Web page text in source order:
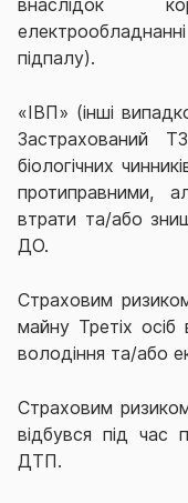
внаслідок
підпалу).
«ІВП» (інші
Застрахований
біологічних
протиправними,
втрати та/або
ДО.
Страховим
майну Третіх
володіння та/або
Страховим
відбувся під час
ДТП.